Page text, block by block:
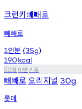
크런키빼빼로
빼빼로
1 인분 (35g)
190kcal
50회 미만기록
빼빼로 오리지널 30g
롯데